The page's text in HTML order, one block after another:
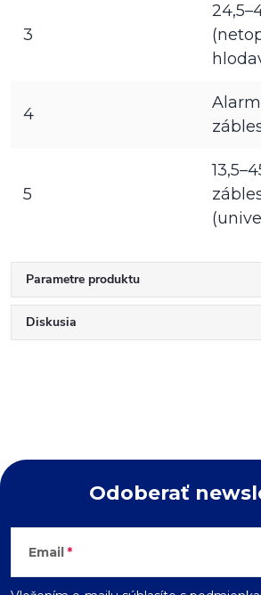
3
4
5
Parametre produktu
Diskusia
Z
á
Odoberať
Email